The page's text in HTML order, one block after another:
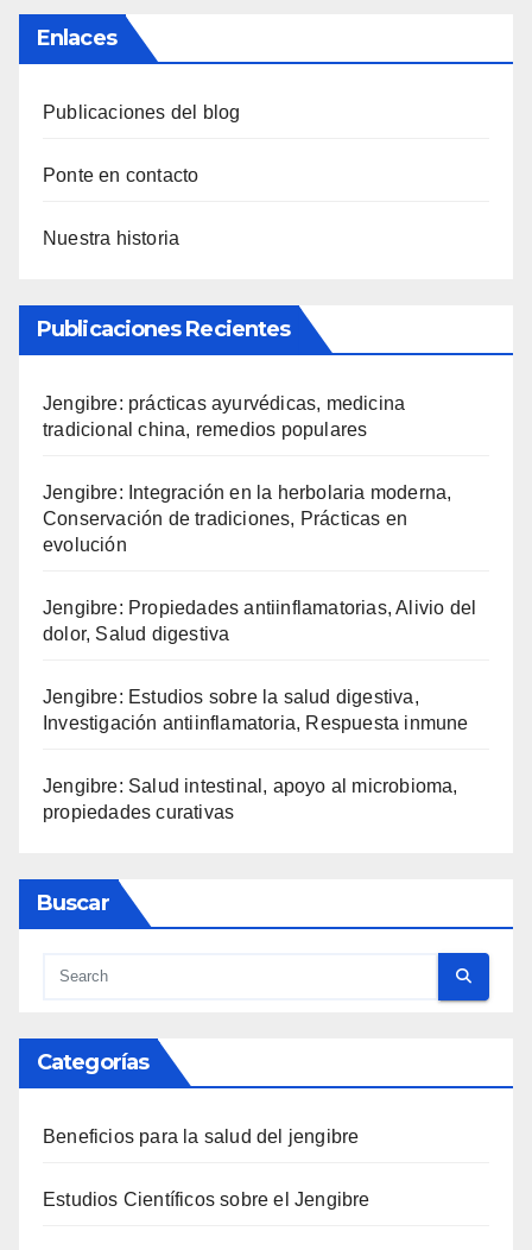
Enlaces
Publicaciones del blog
Ponte en contacto
Nuestra historia
Publicaciones Recientes
Jengibre: prácticas ayurvédicas, medicina
tradicional china, remedios populares
Jengibre: Integración en la herbolaria moderna,
Conservación de tradiciones, Prácticas en
evolución
Jengibre: Propiedades antiinflamatorias, Alivio del
dolor, Salud digestiva
Jengibre: Estudios sobre la salud digestiva,
Investigación antiinflamatoria, Respuesta inmune
Jengibre: Salud intestinal, apoyo al microbioma,
propiedades curativas
Buscar
Categorías
Beneficios para la salud del jengibre
Estudios Científicos sobre el Jengibre